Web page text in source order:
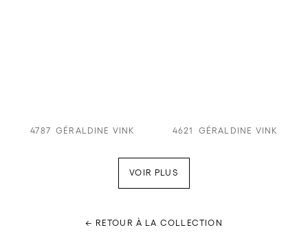
4787 GÉRALDINE VINK 4621 GÉRALDINE VINK
VOIR PLUS
← RETOUR À LA COLLECTION